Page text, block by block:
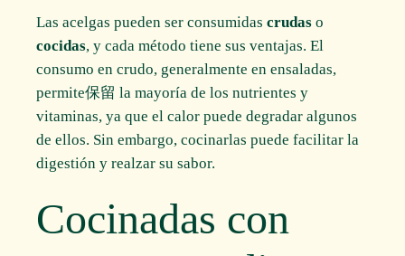
Las acelgas pueden ser consumidascrudas o
cocidas, y cada método tiene sus ventajas. El
consumo en crudo, generalmente en ensaladas,
permite保留 la mayoría de los nutrientes y
vitaminas, ya que el calor puede degradar algunos
de ellos. Sin embargo, cocinarlas puede facilitar la
digestión y realzar su sabor.
Cocinadas con